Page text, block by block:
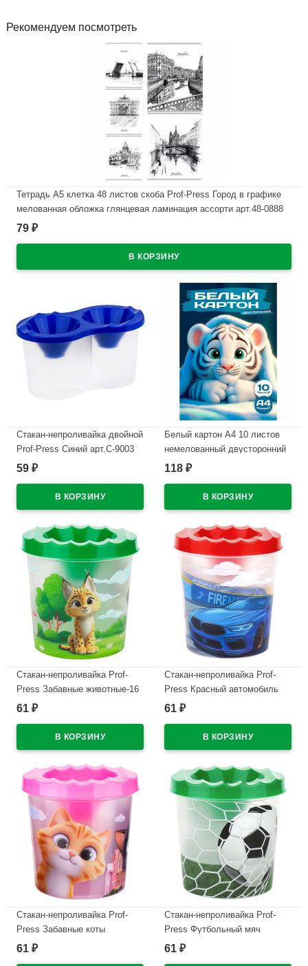
Рекомендуем посмотреть
Тетрадь А5 клетка 48 листов скоба Prof-Press Город в графике
мелованная обложка глянцевая ламинация ассорти арт.48-0888
В наличии
79 ₽
Стакан-непроливайка двойной
Prof-Press Синий арт.С-9003
В наличии
59 ₽
Белый картон А4 10 листов
немелованный двусторонний
Prof-Press Белый тигрёнок
118 ₽
Стакан-непроливайка Prof-
Press Забавные животные-16
арт.С-0930
61 ₽
Стакан-непроливайка Prof-
Press Красный автомобиль
арт.С-0932
61 ₽
Стакан-непроливайка Prof-
Press Забавные коты
арт.С-0934
61 ₽
Стакан-непроливайка Prof-
Press Футбольный мяч
арт.С-0936
61 ₽